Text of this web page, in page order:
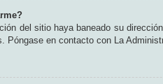
del sitio haya baneado su
Póngase en contacto con La